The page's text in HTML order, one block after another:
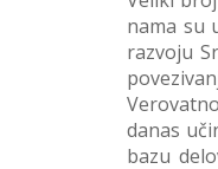
nama su
razvoju
danas
bazu